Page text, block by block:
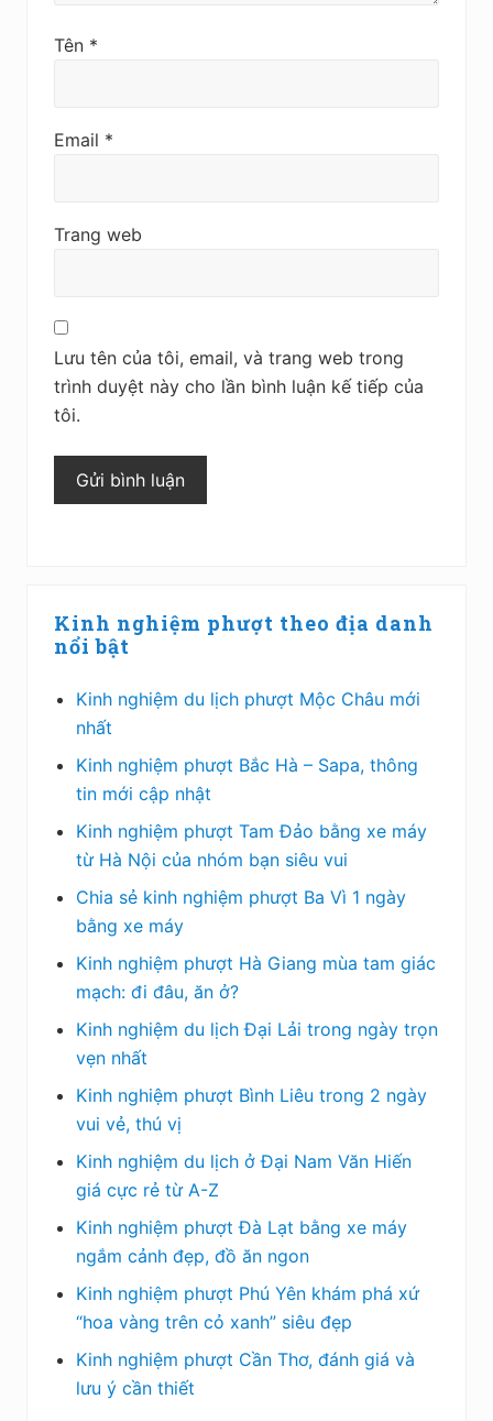
Tên *
Email *
Trang web
Lưu tên của tôi, email, và trang web trong
trình duyệt này cho lần bình luận kế tiếp của
tôi.
Sidebar
chính
Kinh nghiệm phượt theo địa danh
nổi bật
Kinh nghiệm du lịch phượt Mộc Châu mới
nhất
Kinh nghiệm phượt Bắc Hà – Sapa, thông
tin mới cập nhật
Kinh nghiệm phượt Tam Đảo bằng xe máy
từ Hà Nội của nhóm bạn siêu vui
Chia sẻ kinh nghiệm phượt Ba Vì 1 ngày
bằng xe máy
Kinh nghiệm phượt Hà Giang mùa tam giác
mạch: đi đâu, ăn ở?
Kinh nghiệm du lịch Đại Lải trong ngày trọn
vẹn nhất
Kinh nghiệm phượt Bình Liêu trong 2 ngày
vui vẻ, thú vị
Kinh nghiệm du lịch ở Đại Nam Văn Hiến
giá cực rẻ từ A-Z
Kinh nghiệm phượt Đà Lạt bằng xe máy
ngắm cảnh đẹp, đồ ăn ngon
Kinh nghiệm phượt Phú Yên khám phá xứ
“hoa vàng trên cỏ xanh” siêu đẹp
Kinh nghiệm phượt Cần Thơ, đánh giá và
lưu ý cần thiết